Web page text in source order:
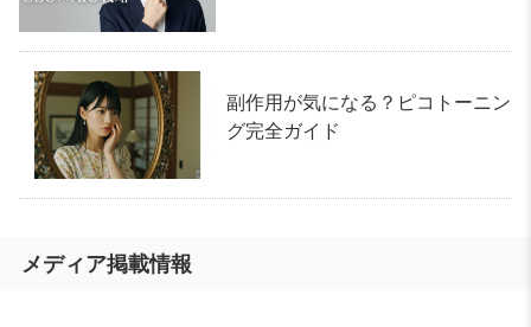
副作用が気になる？ピコトーニン
グ完全ガイド
メディア掲載情報